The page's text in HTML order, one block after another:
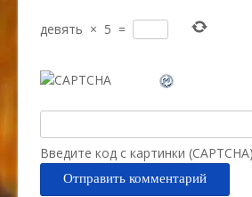
девять × 5 =
Введите код с картинки (CAPTCHA)